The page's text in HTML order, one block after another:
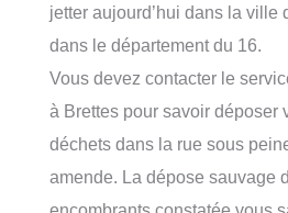
jetter aujourd’hui dans la ville
dans le département du 16.
Vous devez contacter le
à Brettes pour savoir déposer
déchets dans la rue sous
amende. La dépose sauvage